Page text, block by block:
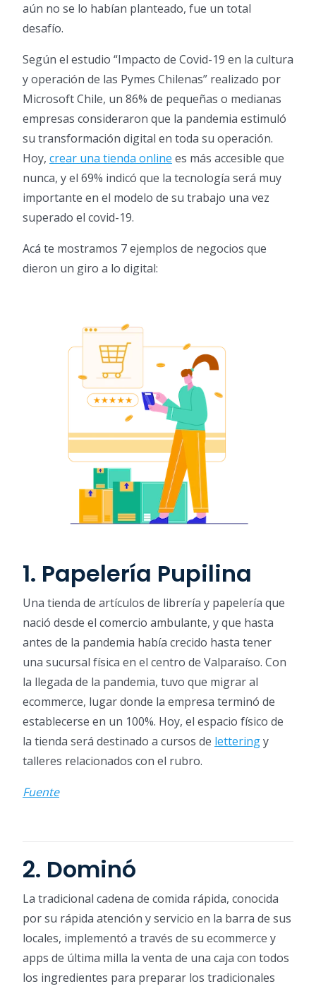
aún no se lo habían planteado, fue un total
desafío.
Según el estudio “Impacto de Covid-19 en la cultura
y operación de las Pymes Chilenas” realizado por
Microsoft Chile, un 86% de pequeñas o medianas
empresas consideraron que la pandemia estimuló
su transformación digital en toda su operación.
Hoy, crear una tienda online es más accesible que
nunca, y el 69% indicó que la tecnología será muy
importante en el modelo de su trabajo una vez
superado el covid-19.
Acá te mostramos 7 ejemplos de negocios que
dieron un giro a lo digital:
1. Papelería Pupilina
Una tienda de artículos de librería y papelería que
nació desde el comercio ambulante, y que hasta
antes de la pandemia había crecido hasta tener
una sucursal física en el centro de Valparaíso. Con
la llegada de la pandemia, tuvo que migrar al
ecommerce, lugar donde la empresa terminó de
establecerse en un 100%. Hoy, el espacio físico de
la tienda será destinado a cursos de letteringy
talleres relacionados con el rubro.
Fuente
2. Dominó
La tradicional cadena de comida rápida, conocida
por su rápida atención y servicio en la barra de sus
locales, implementó a través de su ecommerce y
apps de última milla la venta de una caja con todos
los ingredientes para preparar los tradicionales